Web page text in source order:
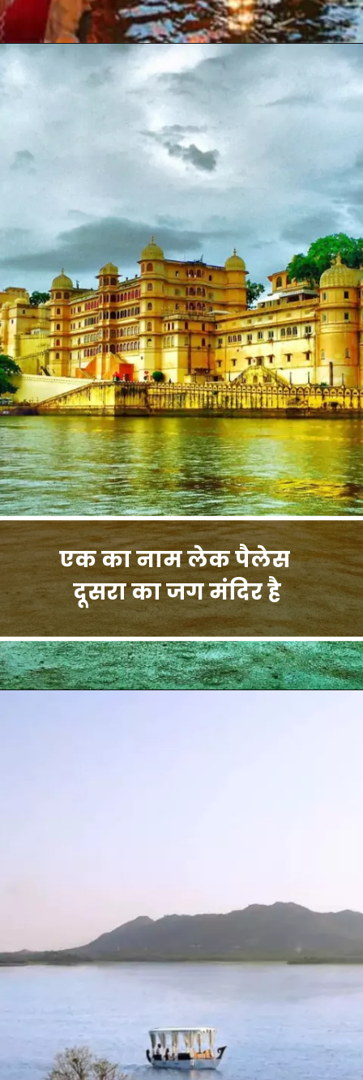
एक का नाम लेक पैलेस
दूसरा का जग मंदिर है